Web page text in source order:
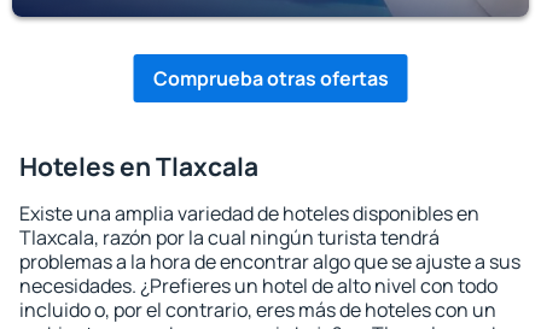
Comprueba otras ofertas
Hoteles en Tlaxcala
Existe una amplia variedad de hoteles disponibles en
Tlaxcala, razón por la cual ningún turista tendrá
problemas a la hora de encontrar algo que se ajuste a sus
necesidades. ¿Prefieres un hotel de alto nivel con todo
incluido o, por el contrario, eres más de hoteles con un